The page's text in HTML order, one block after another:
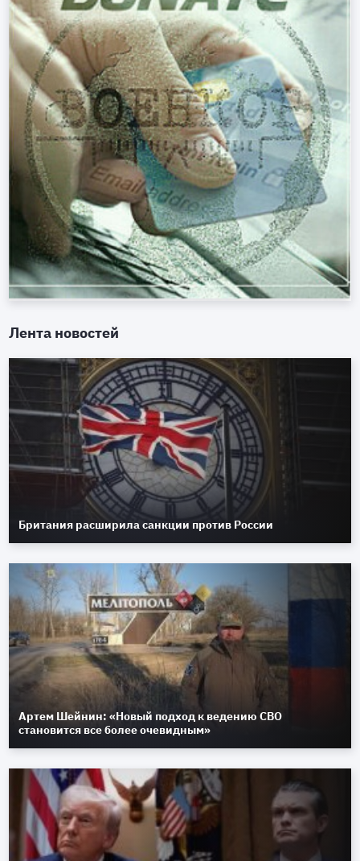
Лента новостей
Британия расширила санкции против России
Артем Шейнин: «Новый подход к ведению СВО
становится все более очевидным»